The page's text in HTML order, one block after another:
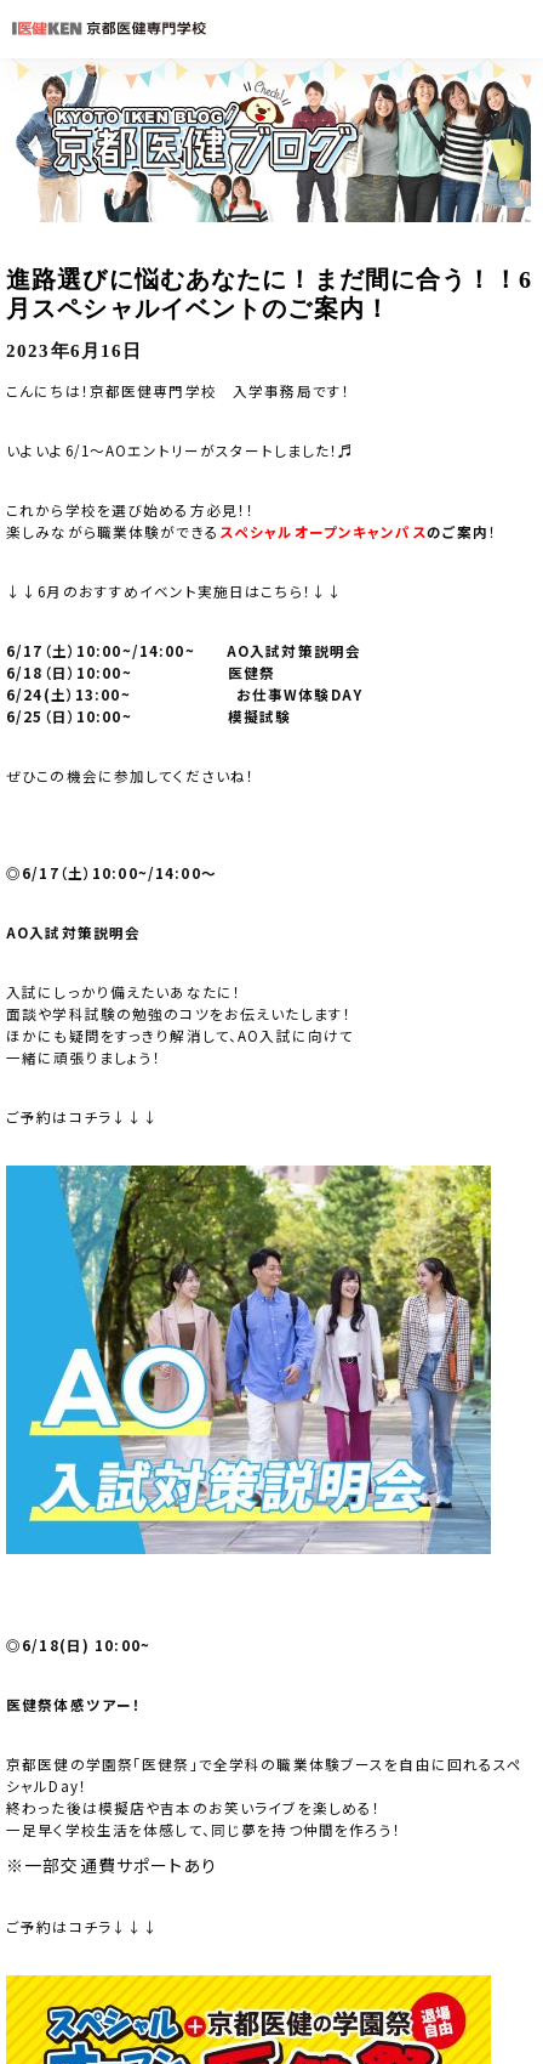
進路選びに悩むあなたに！まだ間に合う！！6
月スペシャルイベントのご案内！
2023年6月16日
こんにちは！京都医健専門学校 入学事務局です！
いよいよ6/1～AOエントリーがスタートしました！♬
これから学校を選び始める方必見！！
楽しみながら職業体験ができる スペシャルオープンキャンパスのご案内！
↓↓6月のおすすめイベント実施日はこちら！↓↓
6/17（土）10:00~/14:00~ AO入試対策説明会
6/18（日）10:00~ 医健祭
6/24(土）13:00~ お仕事W体験DAY
6/25（日）10:00~ 模擬試験
ぜひこの機会に参加してくださいね！
◎6/17（土）10:00~/14:00～
AO入試対策説明会
入試にしっかり備えたいあなたに！
面談や学科試験の勉強のコツをお伝えいたします！
ほかにも疑問をすっきり解消して、AO入試に向けて
一緒に頑張りましょう！
ご予約はコチラ↓↓↓
◎6/18(日) 10:00~
医健祭体感ツアー！
京都医健の学園祭「医健祭」で全学科の職業体験ブースを自由に回れるスペ
シャルDay！
終わった後は模擬店や吉本のお笑いライブを楽しめる！
一足早く学校生活を体感して、同じ夢を持つ仲間を作ろう！
※一部交通費サポートあり
ご予約はコチラ↓↓↓